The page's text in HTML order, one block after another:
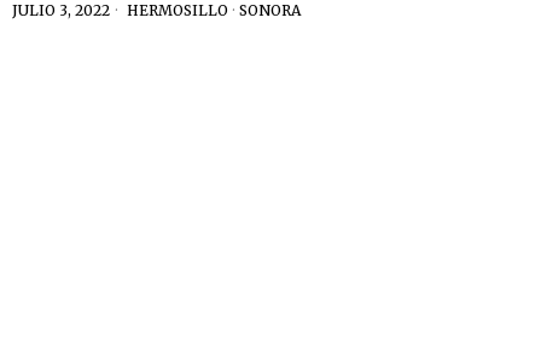
JULIO 3, 2022 HERMOSILLO · SONORA